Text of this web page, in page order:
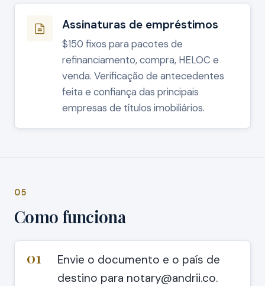
Assinaturas de empréstimos
$150 fixos para pacotes de
refinanciamento, compra, HELOC e
venda. Verificação de antecedentes
feita e confiança das principais
empresas de títulos imobiliários.
05
Como funciona
01
Envie o documento e o país de
destino para notary@andrii.co.